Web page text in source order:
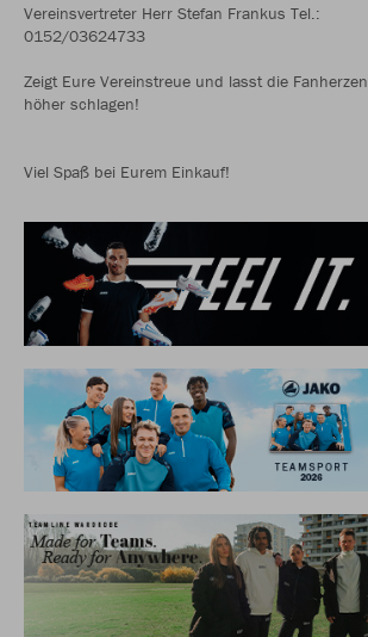
Vereinsvertreter Herr Stefan Frankus Tel.:
0152/03624733
Zeigt Eure Vereinstreue und lasst die Fanherzen
höher schlagen!
Viel Spaß bei Eurem Einkauf!